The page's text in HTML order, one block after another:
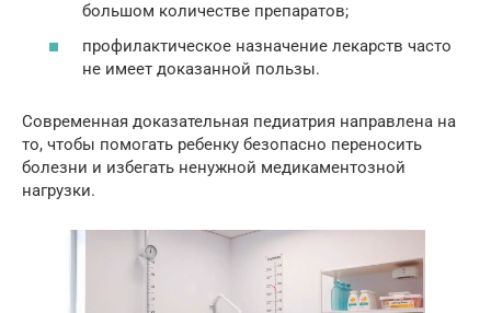
большом количестве препаратов;
профилактическое назначение лекарств часто
не имеет доказанной пользы.
Современная доказательная педиатрия направлена на
то, чтобы помогать ребенку безопасно переносить
болезни и избегать ненужной медикаментозной
нагрузки.